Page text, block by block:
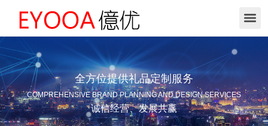
全方位提供礼品定制服务
COMPREHENSIVE BRAND PLANNING AND DESIGN SERVICES
诚信经营、发展共赢